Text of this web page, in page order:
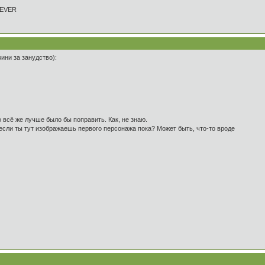
за занудство):
же лучше было бы поправить. Как, не знаю.
ты тут изображаешь первого персонажа пока? Может быть, что-то вроде